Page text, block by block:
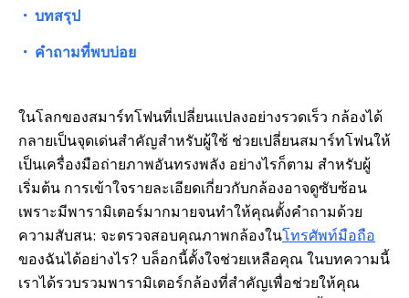
・ บทสรุป
・ คำถามที่พบบ่อย
ในโลกของสมาร์ทโฟนที่เปลี่ยนแปลงอย่างรวดเร็ว กล้องได้
กลายเป็นจุดเด่นสำคัญสำหรับผู้ใช้ ช่วยเปลี่ยนสมาร์ทโฟนให้
เป็นเครื่องมือถ่ายภาพอันทรงพลัง อย่างไรก็ตาม สำหรับผู้
เริ่มต้น การเข้าใจรายละเอียดเกี่ยวกับกล้องอาจดูซับซ้อน
เพราะมีพารามิเตอร์มากมายจนทำให้คุณตั้งคำถามด้วย
ความสับสน: จะตรวจสอบคุณภาพกล้องในโทรศัพท์มือถือ
ของฉันได้อย่างไร? บล็อกนี้ตั้งใจช่วยเหลือคุณ ในบทความนี้
เราได้รวบรวมพารามิเตอร์กล้องที่สำคัญเพื่อช่วยให้คุณ